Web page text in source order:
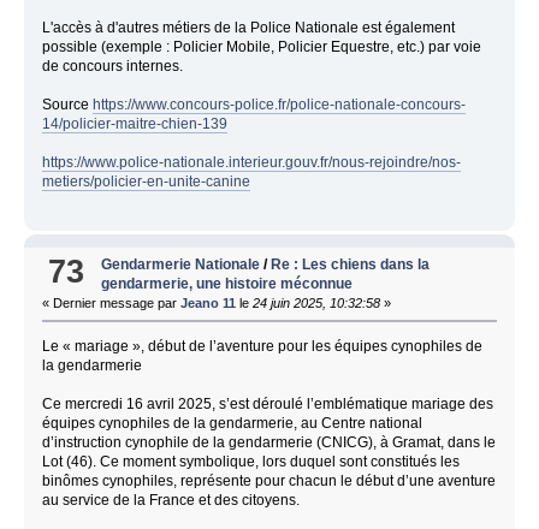
L'accès à d'autres métiers de la Police Nationale est également
possible (exemple : Policier Mobile, Policier Equestre, etc.) par voie
de concours internes.
Source https://www.concours-police.fr/police-nationale-concours-
14/policier-maitre-chien-139
https://www.police-nationale.interieur.gouv.fr/nous-rejoindre/nos-
metiers/policier-en-unite-canine
73 Gendarmerie Nationale / Re : Les chiens dans la
gendarmerie, une histoire méconnue
« Dernier message par Jeano 11 le24 juin 2025, 10:32:58»
Le « mariage », début de l’aventure pour les équipes cynophiles de
la gendarmerie
Ce mercredi 16 avril 2025, s’est déroulé l’emblématique mariage des
équipes cynophiles de la gendarmerie, au Centre national
d’instruction cynophile de la gendarmerie (CNICG), à Gramat, dans le
Lot (46). Ce moment symbolique, lors duquel sont constitués les
binômes cynophiles, représente pour chacun le début d’une aventure
au service de la France et des citoyens.